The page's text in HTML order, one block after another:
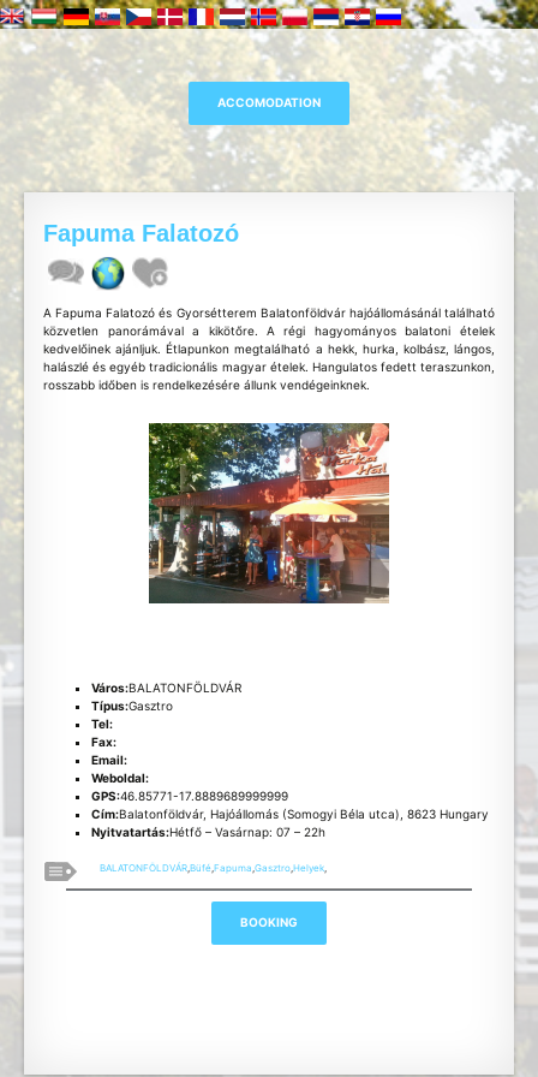
Fapuma Falatozó
A Fapuma Falatozó és Gyorsétterem Balatonföldvár hajóállomásánál található
közvetlen panorámával a kikötőre. A régi hagyományos balatoni ételek
kedvelőinek ajánljuk. Étlapunkon megtalálható a hekk, hurka, kolbász, lángos,
halászlé és egyéb tradicionális magyar ételek. Hangulatos fedett teraszunkon,
rosszabb időben is rendelkezésére állunk vendégeinknek.
Város:BALATONFÖLDVÁR
Típus:Gasztro
Tel:
Fax:
Email:
Weboldal:
GPS:46.85771-17.8889689999999
Cím:Balatonföldvár, Hajóállomás (Somogyi Béla utca), 8623 Hungary
Nyitvatartás:Hétfő – Vasárnap: 07 – 22h
BALATONFÖLDVÁR ,Büfé ,Fapuma ,Gasztro ,Helyek